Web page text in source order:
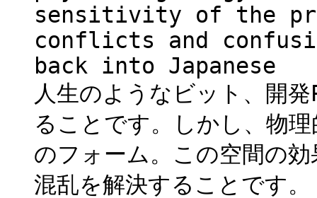
sensitivity of the
conflicts and
back into Japanese
人生のようなビット、開
ることです。しかし、物
のフォーム。この空間の
混乱を解決することです。